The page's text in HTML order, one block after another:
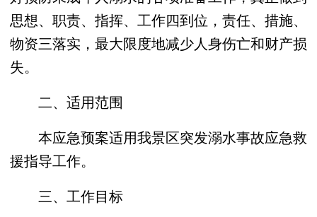
思想、职责、指挥、工作四到位，责任、措施、
物资三落实，最大限度地减少人身伤亡和财产损
失。
二、适用范围
本应急预案适用我景区突发溺水事故应急救
援指导工作。
三、工作目标